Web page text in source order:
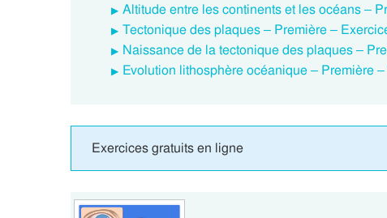
Altitude entre les continents et les océans –
Tectonique des plaques – Première –
Naissance de la tectonique des plaques –
Evolution lithosphère océanique – Première
Exercices gratuits en ligne